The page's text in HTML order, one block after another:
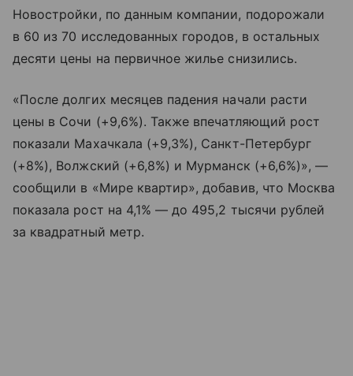
Новостройки, по данным компании, подорожали
в 60 из 70 исследованных городов, в остальных
десяти цены на первичное жилье снизились.
«После долгих месяцев падения начали расти
цены в Сочи (+9,6%). Также впечатляющий рост
показали Махачкала (+9,3%), Санкт-Петербург
(+8%), Волжский (+6,8%) и Мурманск (+6,6%)», —
сообщили в «Мире квартир», добавив, что Москва
показала рост на 4,1% — до 495,2 тысячи рублей
за квадратный метр.